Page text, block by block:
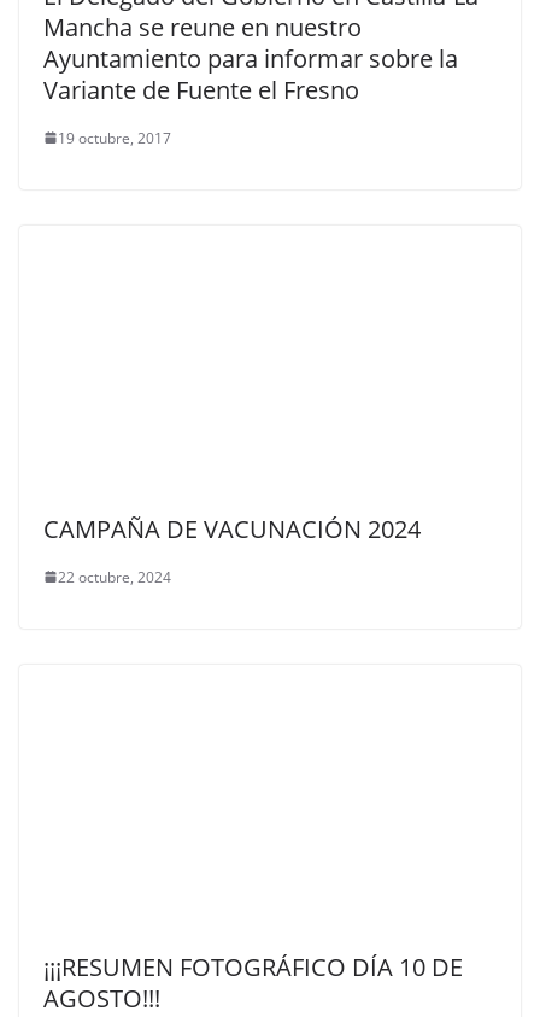
Mancha se reune en nuestro
Ayuntamiento para informar sobre la
Variante de Fuente el Fresno
19 octubre, 2017
CAMPAÑA DE VACUNACIÓN 2024
22 octubre, 2024
¡¡¡RESUMEN FOTOGRÁFICO DÍA 10 DE
AGOSTO!!!